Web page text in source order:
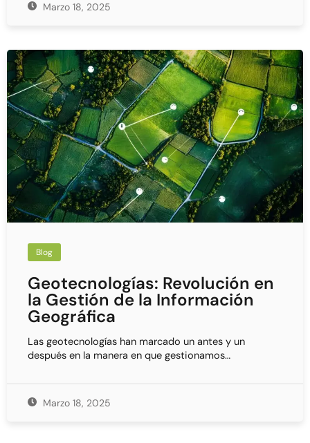
Marzo 18, 2025
Blog
Geotecnologías: Revolución en
la Gestión de la Información
Geográfica
Las geotecnologías han marcado un antes y un
después en la manera en que gestionamos…
Marzo 18, 2025